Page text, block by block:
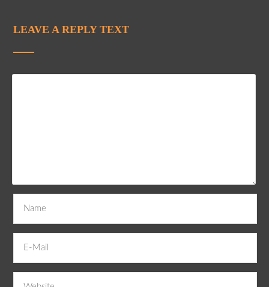
LEAVE A REPLY TEXT